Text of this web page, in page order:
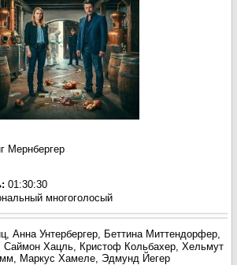
Мернбергер
01:30:30
многоголосый
Анна Унтербергер, Беттина Миттендорфер,
Саймон Хацль, Кристоф Кольбахер, Хельмут
Маркус Хамеле, Эдмунд Йегер